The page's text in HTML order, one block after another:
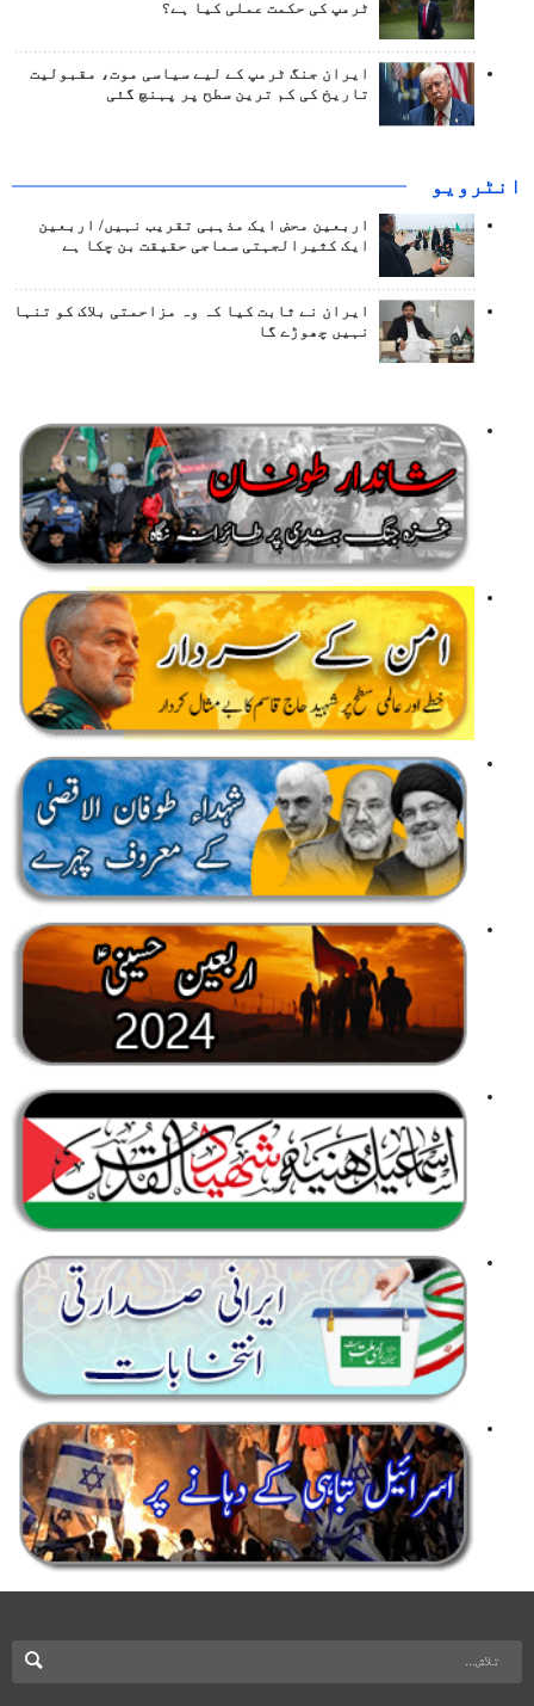
ٹرمپ کی حکمت عملی کیا ہے؟
ایران جنگ ٹرمپ کے لیے سیاسی موت، مقبولیت
تاریخ کی کم ترین سطح پر پہنچ گئی
انٹرويو
اربعین محض ایک مذہبی تقریب نہیں/ اربعین
ایک کثیرالجہتی سماجی حقیقت بن چکا ہے
ایران نے ثابت کیا کہ وہ مزاحمتی بلاک کو تنہا
نہیں چھوڑے گا